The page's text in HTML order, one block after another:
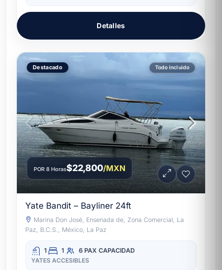
Detalles
Destacado Todo incluido
POR 8 Horas$22,800/MXN
Yate Bandit – Bayliner 24ft
Marina Don José, Ensenada de, Zona Comercial, La
Paz, B.C.S., México, La Paz
1 1 6 PAX CAPACIDAD
YATES ACCESIBLES